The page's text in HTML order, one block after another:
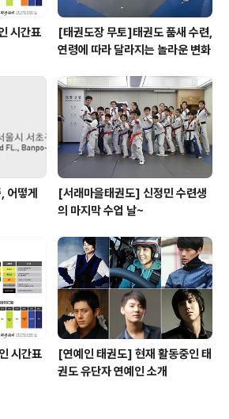
시간표
[태권도장 무토]태권도 품새 수련,
연령에 따라 달라지는 놀라운 변화
어떻게
[서래마을태권도] 신정민 수련생
의 마지막 수업 날~
시간표
[연예인 태권도] 현재 활동중인 태
권도 유단자 연예인 소개